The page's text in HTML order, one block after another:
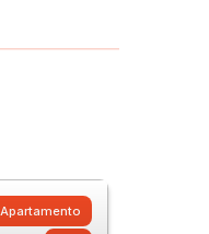
Apartamento